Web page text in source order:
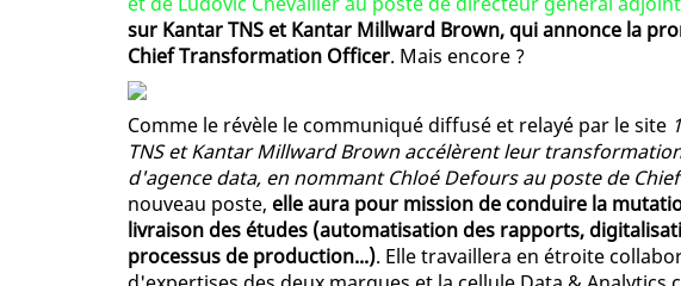
sur Kantar TNS et Kantar Millward Brown, qui annonce la
Chief Transformation Officer. Mais encore ?
Comme le révèle le communiqué diffusé et relayé par le site
TNS et Kantar Millward Brown accélèrent leur
d'agence data, en nommant Chloé Defours au poste de
nouveau poste, elle aura pour mission de conduire la
livraison des études (automatisation des rapports,
processus de production...). Elle travaillera en étroite